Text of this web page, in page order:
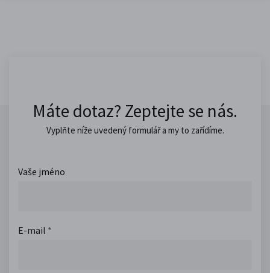
Máte dotaz? Zeptejte se nás.
Vyplňte níže uvedený formulář a my to zařídíme.
Vaše jméno
E-mail *